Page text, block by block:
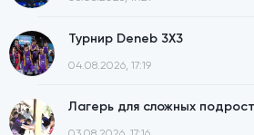
Турнир Deneb 3X3
04.08.2026, 17:19
Лагерь для сложных